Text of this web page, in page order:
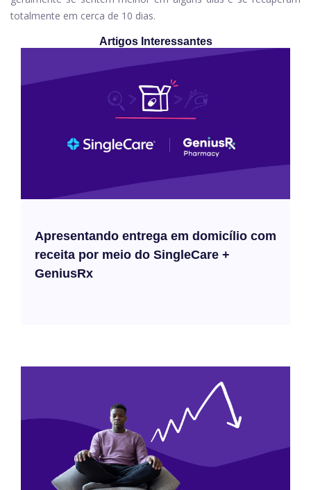
totalmente em cerca de 10 dias.
Artigos Interessantes
Apresentando entrega em domicílio com
receita por meio do SingleCare +
GeniusRx